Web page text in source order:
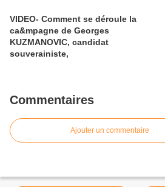
VIDEO- Comment se déroule la
ca&mpagne de Georges
KUZMANOVIC, candidat
souverainiste,
Commentaires
Ajouter un commentaire